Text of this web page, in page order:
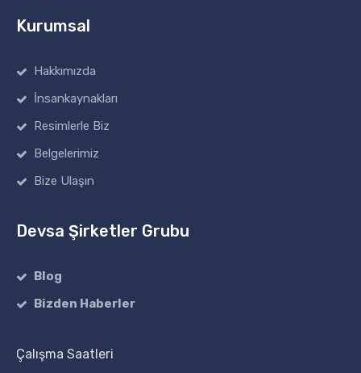
Kurumsal
Hakkımızda
İnsankaynakları
Resimlerle Biz
Belgelerimiz
Bize Ulaşın
Devsa Şirketler Grubu
Blog
Bizden Haberler
Çalışma Saatleri